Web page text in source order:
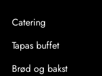
Catering
Tapas buffet
Brød og bakst